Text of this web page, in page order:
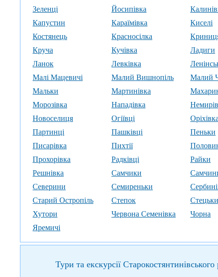
Зеленці
Йосипівка
Капустин
Караїмівка
Киселі
Костянець
Красносілка
Круча
Кучівка
Ладиги
Ланок
Левківка
Малі Мацевичі
Малий Вишнопіль
Малий
Мальки
Мартинівка
Морозівка
Нападівка
Новоселиця
Огіївці
Партинці
Пашківці
Пеньки
Писарівка
Пихтії
Прохорівка
Радківці
Райки
Решнівка
Самчики
Северини
Семиреньки
Старий Остропіль
Степок
Стецьки
Хутори
Червона Семенівка
Чорна
Яремичі
Тури та екскурсії